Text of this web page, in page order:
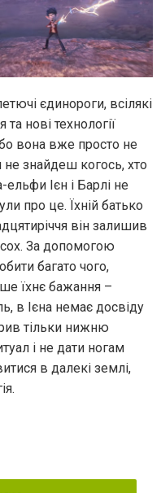
єдинороги, всілякі
та нові технології
вона вже просто не
не знайдеш когось, хто
Ієн і Барлі не
про це. Їхній батько
він залишив
За допомогою
багато чого,
їхнє бажання –
в Ієна немає досвіду
тільки нижню
і не дати ногам
в далекі землі,